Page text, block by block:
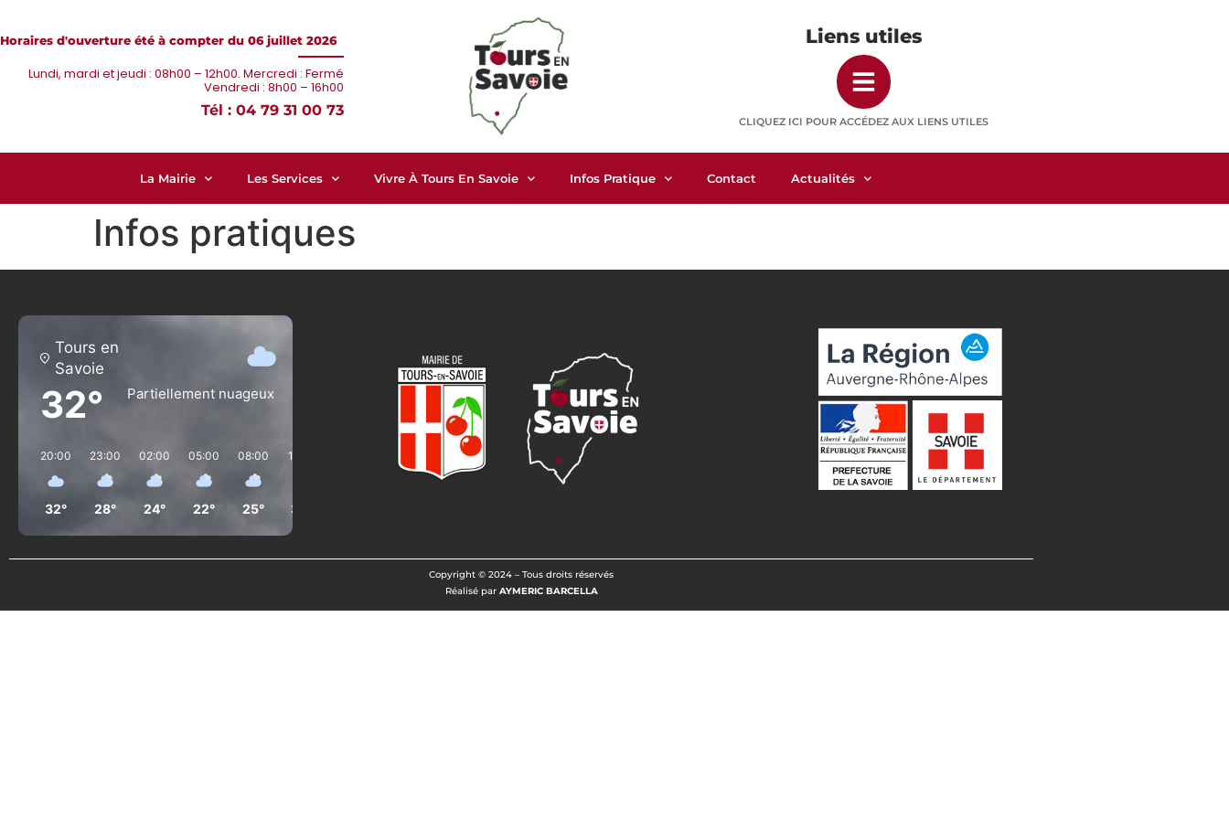
Horaires d'ouverture été à compter du 06 juillet 2026
Lundi, mardi et jeudi : 08h00 – 12h00. Mercredi : Fermé
Vendredi : 8h00 – 16h00
Tél : 04 79 31 00 73
Liens utiles
CLIQUEZ ICI POUR ACCÉDEZ AUX LIENS UTILES
La Mairie Les Services Vivre À Tours En Savoie Infos Pratique Contact Actualités
Infos pratiques
Tours en
Savoie
32° Partiellement nuageux
20:00
32°
23:00
28°
02:00
24°
05:00
22°
08:00
25°
11:00
32°
Copyright © 2024 – Tous droits réservés
Réalisé par AYMERIC BARCELLA